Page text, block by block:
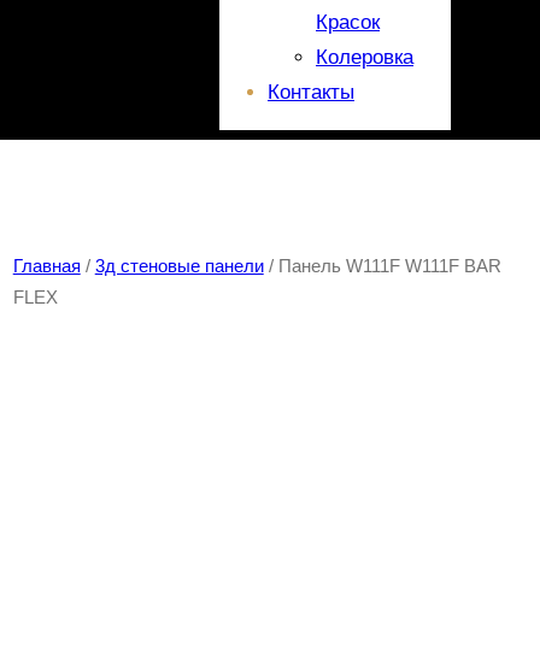
Красок
Колеровка
Контакты
Главная / 3д стеновые панели/ Панель W111F W111F BAR
FLEX